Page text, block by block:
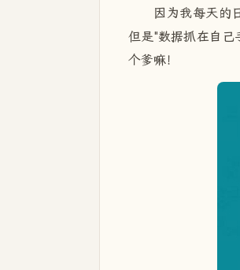
因为我每天的
但是"数据抓在自己
个爹嘛！